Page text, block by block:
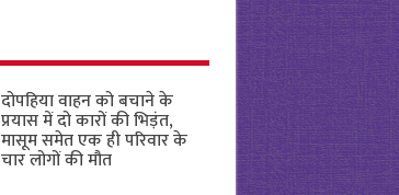
दोपहिया वाहन को बचाने के
प्रयास में दो कारों की भिड़ंत,
मासूम समेत एक ही परिवार के
चार लोगों की मौत